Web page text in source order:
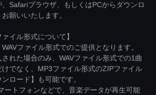
Safariブラウザ、もしくはPCからダウンロ
願いいたします。
イル形式について】
ファイル形式でのご提供となります。
れた場合のみ、WAVファイル形式での1曲
でなく、MP3ファイル形式のZIPファイル
ロード】も可能です。
ートフォンなどで、音楽データが再生可能